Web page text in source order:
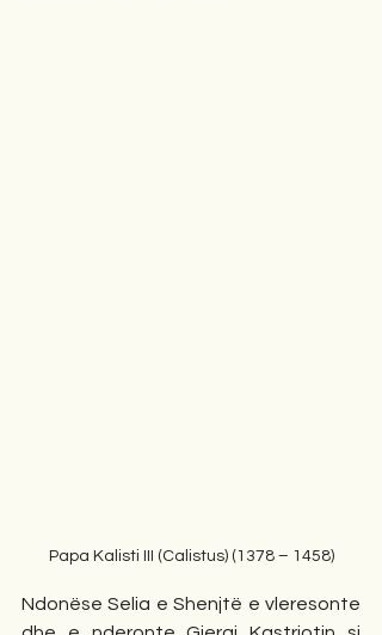
Papa Kalisti III (Calistus) (1378 – 1458)
Ndonëse Selia e Shenjtë e vleresonte